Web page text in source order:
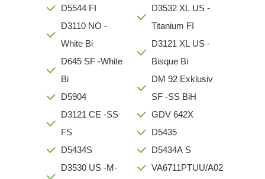
D5544 FI
D3110 NO -
White Bi
D645 SF -White
Bi
D5904
D3121 CE -SS
FS
D5434S
D3530 US -M-
D3532 XL US -
Titanium FI
D3121 XL US -
Bisque Bi
DM 92 Exklusiv
SF -SS BiH
GDV 642X
D5435
D5434A S
VA6711PTUU/A02